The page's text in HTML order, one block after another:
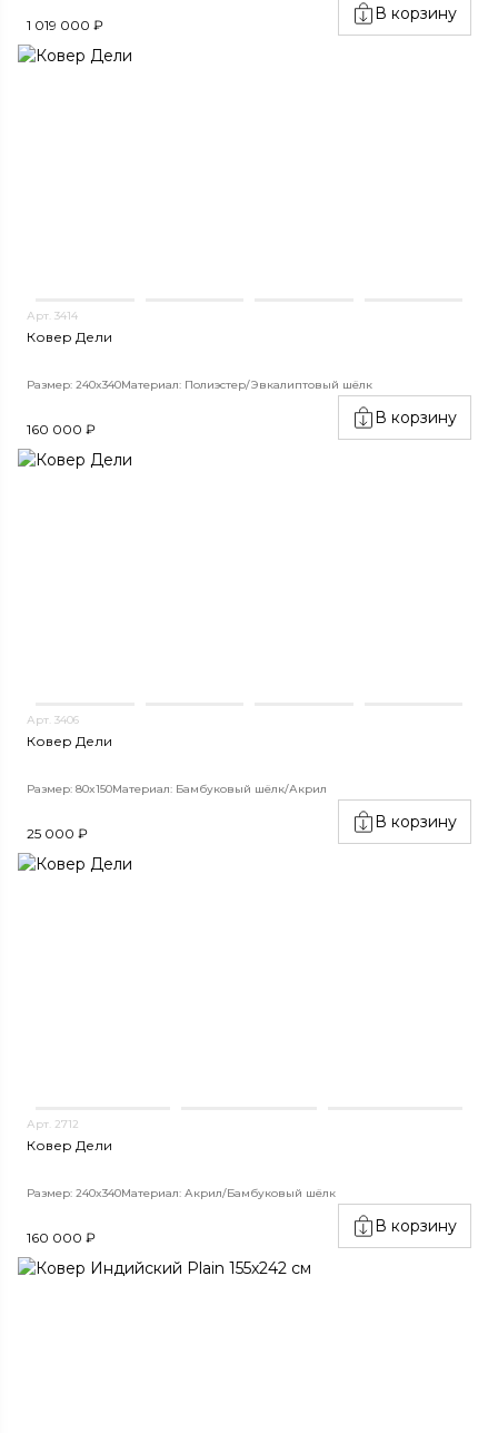
1 019 000 ₽
В корзину
Арт. 3414
Ковер Дели
Размер: 240x340Материал: Полиэстер/Эвкалиптовый шёлк
160 000 ₽
В корзину
Арт. 3406
Ковер Дели
Размер: 80x150Материал: Бамбуковый шёлк/Акрил
25 000 ₽
В корзину
Арт. 2712
Ковер Дели
Размер: 240x340Материал: Акрил/Бамбуковый шёлк
160 000 ₽
В корзину